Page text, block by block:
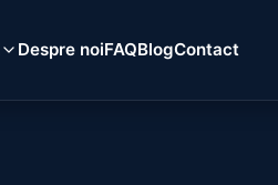
Despre noiFAQBlogContact